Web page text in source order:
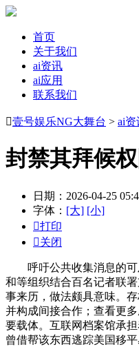
首页
关于我们
ai资讯
ai应用
联系我们
壹号娱乐NG大舞台 > ai资
封禁其拜候
日期：2026-04-25
字体： [大] [小]
打印
关闭
呼吁公共收集消息的可
和等组织结合百名记者联
事来历，做法颇具意味。
并构成间接合作；查看更
要载体。互联网档案馆承
曾借帮该东西逃踪美国移